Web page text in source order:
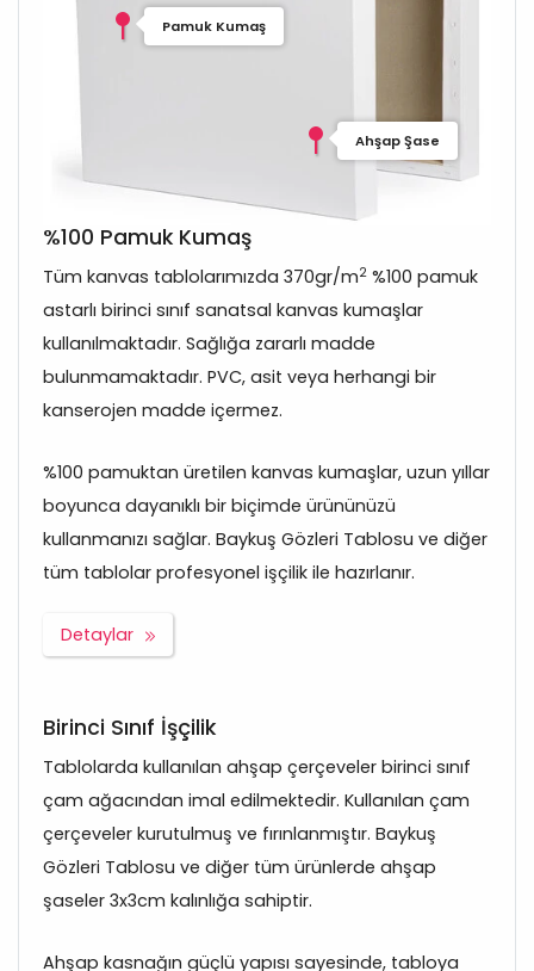
Pamuk Kumaş
Ahşap Şase
%100 Pamuk Kumaş
Tüm kanvas tablolarımızda 370gr/m2 %100 pamuk
astarlı birinci sınıf sanatsal kanvas kumaşlar
kullanılmaktadır. Sağlığa zararlı madde
bulunmamaktadır. PVC, asit veya herhangi bir
kanserojen madde içermez.
%100 pamuktan üretilen kanvas kumaşlar, uzun yıllar
boyunca dayanıklı bir biçimde ürününüzü
kullanmanızı sağlar. Baykuş Gözleri Tablosu ve diğer
tüm tablolar profesyonel işçilik ile hazırlanır.
Detaylar
Birinci Sınıf İşçilik
Tablolarda kullanılan ahşap çerçeveler birinci sınıf
çam ağacından imal edilmektedir. Kullanılan çam
çerçeveler kurutulmuş ve fırınlanmıştır. Baykuş
Gözleri Tablosu ve diğer tüm ürünlerde ahşap
şaseler 3x3cm kalınlığa sahiptir.
Ahşap kasnağın güçlü yapısı sayesinde, tabloya